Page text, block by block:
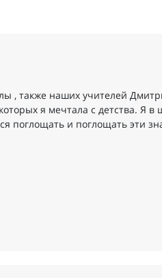
, также наших учителей
я мечтала с детства. Я
поглощать и поглощать эти